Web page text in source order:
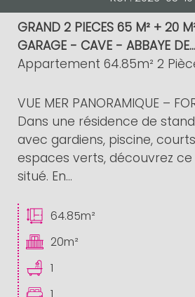
GRAND 2 PIECES 65 M² + 20
GARAGE - CAVE - ABBAYE DE...
Appartement 64.85m² 2
VUE MER PANORAMIQUE –
Dans une résidence de
avec gardiens, piscine,
espaces verts, découvrez
situé. En...
64.85m²
20m²
1
1